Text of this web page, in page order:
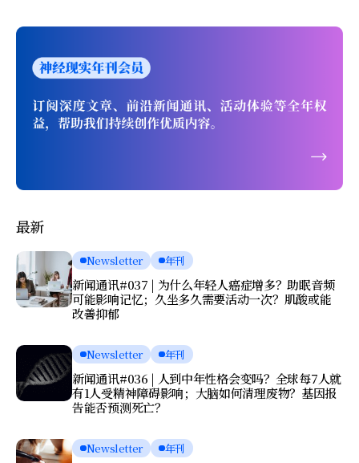
最新
Newsletter 年刊
新闻通讯#037 | 为什么年轻人癌症增多？助眠音频
可能影响记忆；久坐多久需要活动一次？肌酸或能
改善抑郁
Newsletter 年刊
新闻通讯#036 | 人到中年性格会变吗？全球每7人就
有1人受精神障碍影响；大脑如何清理废物？基因报
告能否预测死亡？
Newsletter 年刊